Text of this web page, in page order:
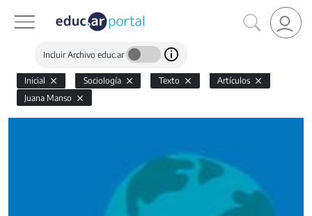
Incluir Archivo educ.ar
Inicial Sociología Texto
Artículos
Juana Manso